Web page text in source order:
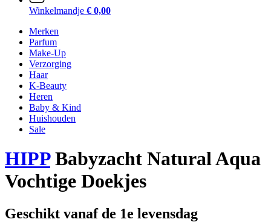
Winkelmandje € 0,00
Merken
Parfum
Make-Up
Verzorging
Haar
K-Beauty
Heren
Baby & Kind
Huishouden
Sale
HIPPBabyzacht Natural Aqua
Vochtige Doekjes
Geschikt vanaf de 1e levensdag